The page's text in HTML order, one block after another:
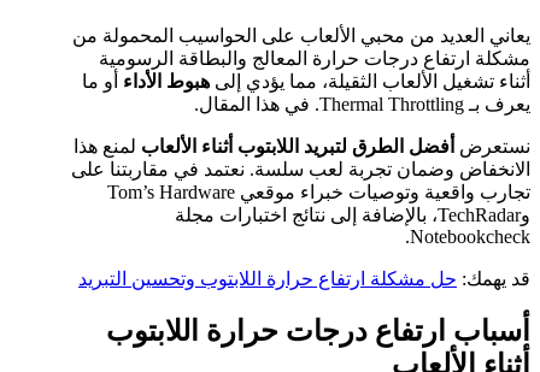
يعاني العديد من محبي الألعاب على الحواسيب المحمولة من
مشكلة ارتفاع درجات حرارة المعالج والبطاقة الرسومية
أثناء تشغيل الألعاب الثقيلة، مما يؤدي إلى هبوط الأداء أو ما
يعرف بـ Thermal Throttling. في هذا المقال.
نستعرض أفضل الطرق لتبريد اللابتوب أثناء الألعاب لمنع هذا
الانخفاض وضمان تجربة لعب سلسة. نعتمد في مقاربتنا على
تجارب واقعية وتوصيات خبراء موقعي Tom’s Hardware
وTechRadar، بالإضافة إلى نتائج اختبارات مجلة
Notebookcheck.
قد يهمك: حل مشكلة ارتفاع حرارة اللابتوب وتحسين التبريد
أسباب ارتفاع درجات حرارة اللابتوب
أثناء الألعاب